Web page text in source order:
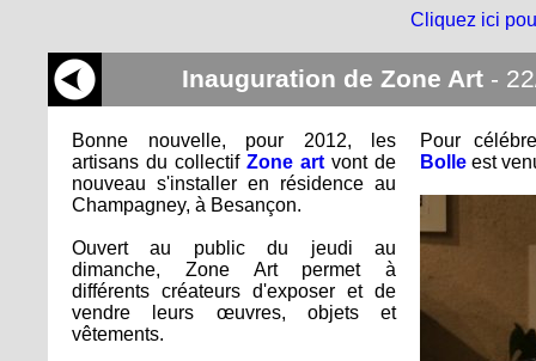
Cliquez ici
Inauguration de Zone Art -
Bonne nouvelle, pour 2012, les
artisans du collectif Zone art vont de
nouveau s'installer en résidence au
Champagney, à Besançon.
Ouvert au public du jeudi au
dimanche, Zone Art permet à
différents créateurs d'exposer et de
vendre leurs œuvres, objets et
vêtements.
Pour
Bolle est